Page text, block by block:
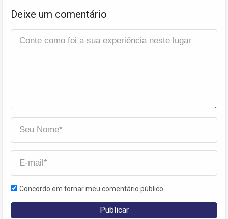
Deixe um comentário
Concordo em tornar meu comentário público